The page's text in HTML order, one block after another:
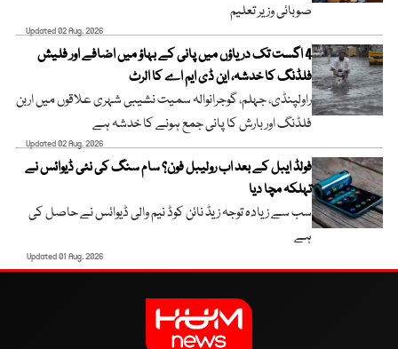
صوبائی وزیر تعلیم
Updated 02 Aug, 2026
4 اگست تک دریاؤں میں پانی کے بہاؤ میں اضافے اور فلیش
فلڈنگ کا خدشہ، این ڈی ایم اے کا الرٹ
راولپنڈی، جہلم، گوجرانوالہ سمیت نشیبی شہری علاقوں میں اربن
فلڈنگ اور بارش کا پانی جمع ہونے کا خدشہ ہے
Updated 02 Aug, 2026
فولڈ ایبل کے بعد اب رولیبل فون؟ سام سنگ کی نئی ڈیوائس نے
تہلکہ مچا دیا
سب سے زیادہ توجہ زیڈ نائن کوڈ نیم والی ڈیوائس نے حاصل کی
ہے
Updated 01 Aug, 2026